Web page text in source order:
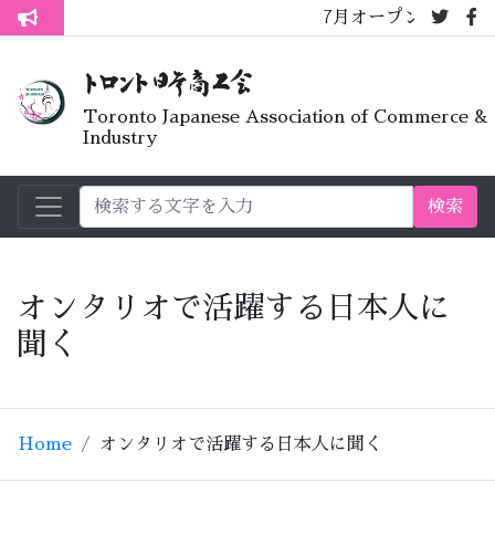
トロント生活不安疑問質問懇談会
7月オープンライブラリーカフェ
Toronto Japanese Association of Commerce &
Industry
検索
オンタリオで活躍する日本人に
聞く
Home オンタリオで活躍する日本人に聞く